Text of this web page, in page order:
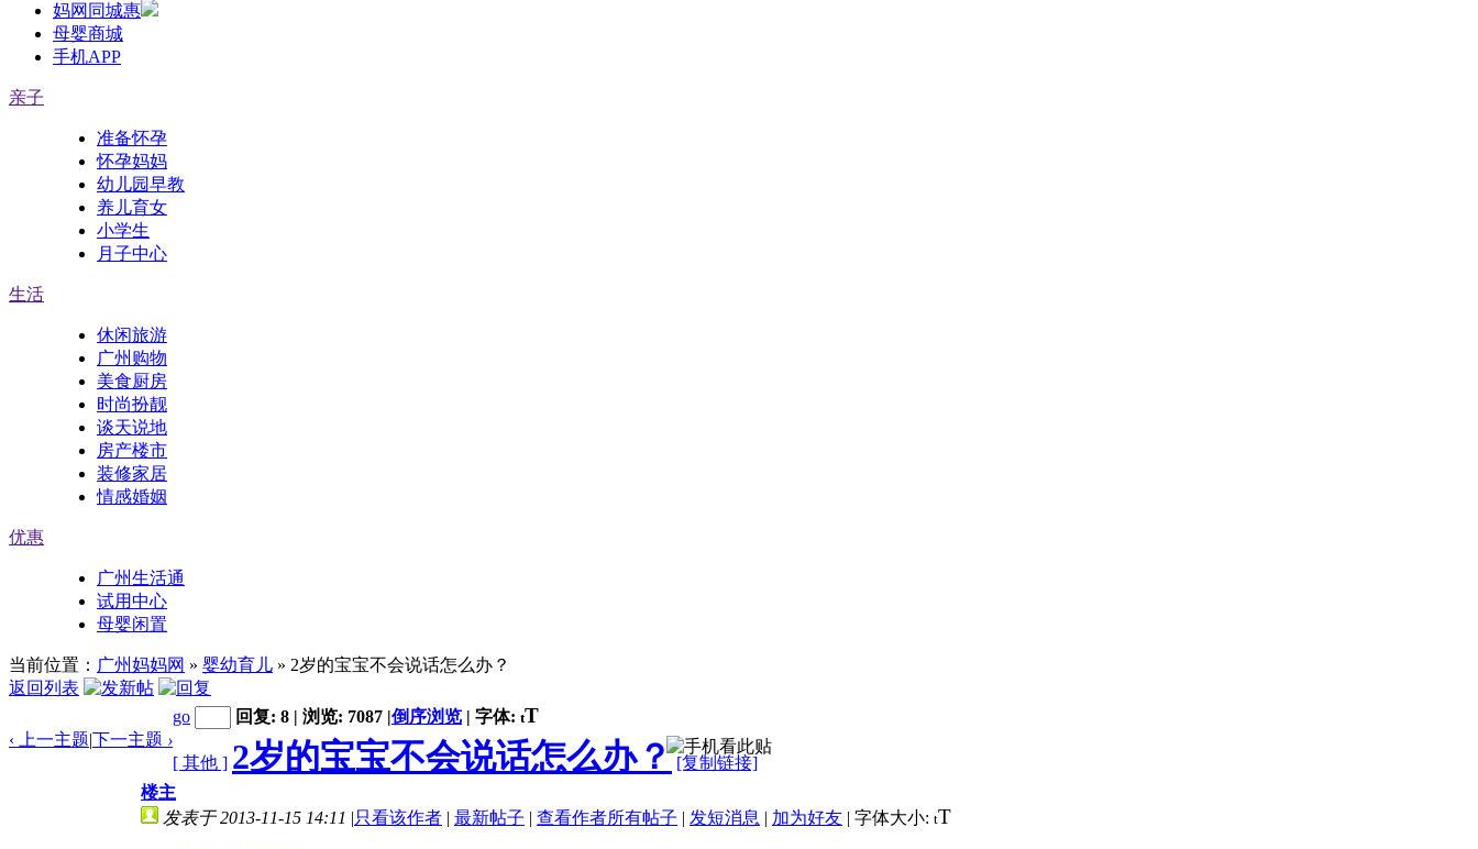
妈网同城惠
母婴商城
手机APP
亲子
准备怀孕
怀孕妈妈
幼儿园早教
养儿育女
小学生
月子中心
生活
休闲旅游
广州购物
美食厨房
时尚扮靓
谈天说地
房产楼市
装修家居
情感婚姻
优惠
广州生活通
试用中心
母婴闲置
当前位置： 广州妈妈网 » 婴幼育儿 » 2岁的宝宝不会说话怎么办？
返回列表
‹ 上一主题|下一主题 ›
go 回复: 8 | 浏览: 7087 |倒序浏览 | 字体: tT
[ 其他 ] 2岁的宝宝不会说话怎么办？ [复制链接]
楼主
发表于 2013-11-15 14:11 |只看该作者 | 最新帖子 | 查看作者所有帖子 | 发短消息 | 加为好友 | 字体大小: tT